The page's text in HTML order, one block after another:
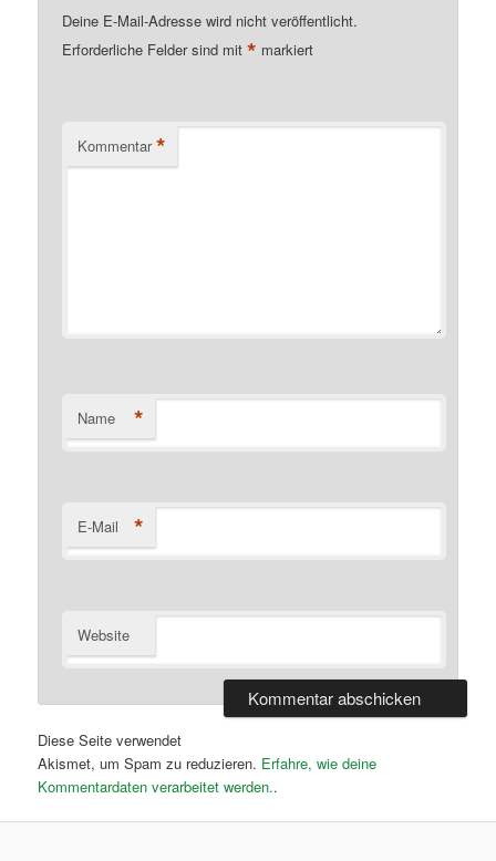
Deine E-Mail-Adresse wird nicht veröffentlicht.
Erforderliche Felder sind mit* markiert
Kommentar *
Name *
E-Mail *
Website
Diese Seite verwendet
Akismet, um Spam zu reduzieren. Erfahre, wie deine
Kommentardaten verarbeitet werden..